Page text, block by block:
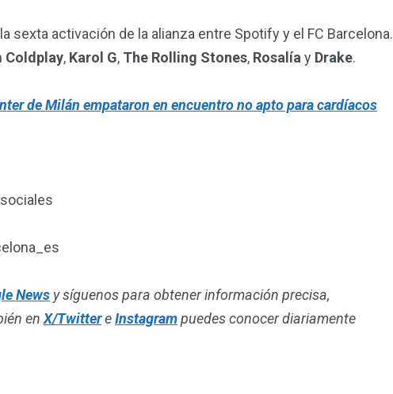
sexta activación de la alianza entre Spotify y el FC Barcelona.
Coldplay, Karol G, The Rolling Stones, Rosalía y Drake.
de Milán empataron en encuentro no apto para cardíacos
News y síguenos para obtener información precisa,
en X/TwittereInstagrampuedes conocer diariamente